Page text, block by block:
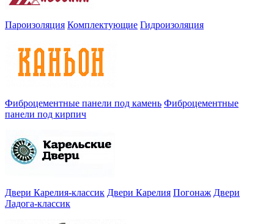
Пароизоляция Комплектующие Гидроизоляция
Фиброцементные панели под камень Фиброцементные
панели под кирпич
Двери Карелия-классик Двери Карелия Погонаж Двери
Ладога-классик